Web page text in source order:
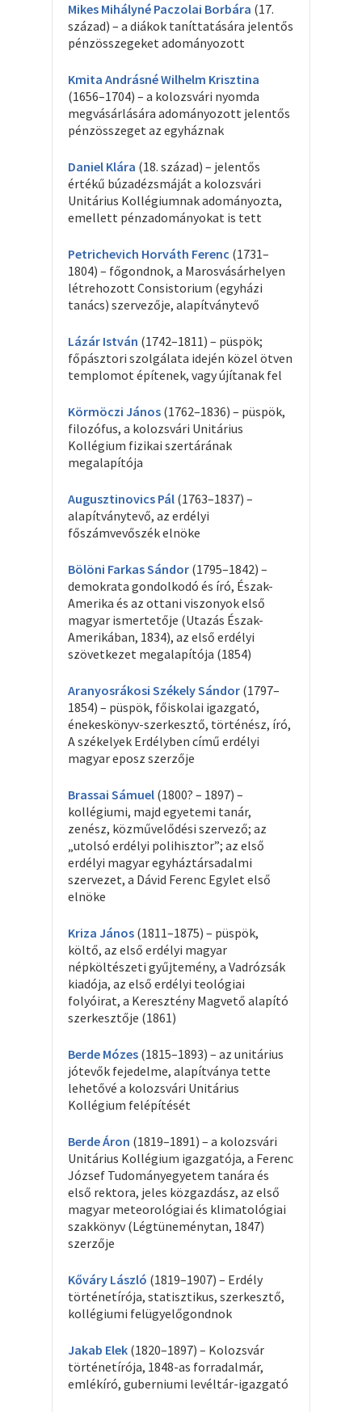
Mikes Mihályné Paczolai Borbára (17.
század) – a diákok taníttatására jelentős
pénzösszegeket adományozott
Kmita Andrásné Wilhelm Krisztina
(1656–1704) – a kolozsvári nyomda
megvásárlására adományozott jelentős
pénzösszeget az egyháznak
Daniel Klára (18. század) – jelentős
értékű búzadézsmáját a kolozsvári
Unitárius Kollégiumnak adományozta,
emellett pénzadományokat is tett
Petrichevich Horváth Ferenc (1731–
1804) – főgondnok, a Marosvásárhelyen
létrehozott Consistorium (egyházi
tanács) szervezője, alapítványtevő
Lázár István (1742–1811) – püspök;
főpásztori szolgálata idején közel ötven
templomot építenek, vagy újítanak fel
Körmöczi János (1762–1836) – püspök,
filozófus, a kolozsvári Unitárius
Kollégium fizikai szertárának
megalapítója
Augusztinovics Pál (1763–1837) –
alapítványtevő, az erdélyi
főszámvevőszék elnöke
Bölöni Farkas Sándor (1795–1842) –
demokrata gondolkodó és író, Észak-
Amerika és az ottani viszonyok első
magyar ismertetője (Utazás Észak-
Amerikában, 1834), az első erdélyi
szövetkezet megalapítója (1854)
Aranyosrákosi Székely Sándor (1797–
1854) – püspök, főiskolai igazgató,
énekeskönyv-szerkesztő, történész, író,
A székelyek Erdélyben című erdélyi
magyar eposz szerzője
Brassai Sámuel (1800? – 1897) –
kollégiumi, majd egyetemi tanár,
zenész, közművelődési szervező; az
„utolsó erdélyi polihisztor”; az első
erdélyi magyar egyháztársadalmi
szervezet, a Dávid Ferenc Egylet első
elnöke
Kriza János (1811–1875) – püspök,
költő, az első erdélyi magyar
népköltészeti gyűjtemény, a Vadrózsák
kiadója, az első erdélyi teológiai
folyóirat, a Keresztény Magvető alapító
szerkesztője (1861)
Berde Mózes (1815–1893) – az unitárius
jótevők fejedelme, alapítványa tette
lehetővé a kolozsvári Unitárius
Kollégium felépítését
Berde Áron (1819–1891) – a kolozsvári
Unitárius Kollégium igazgatója, a Ferenc
József Tudományegyetem tanára és
első rektora, jeles közgazdász, az első
magyar meteorológiai és klimatológiai
szakkönyv (Légtüneménytan, 1847)
szerzője
Kőváry László (1819–1907) – Erdély
történetírója, statisztikus, szerkesztő,
kollégiumi felügyelőgondnok
Jakab Elek (1820–1897) – Kolozsvár
történetírója, 1848-as forradalmár,
emlékíró, guberniumi levéltár-igazgató